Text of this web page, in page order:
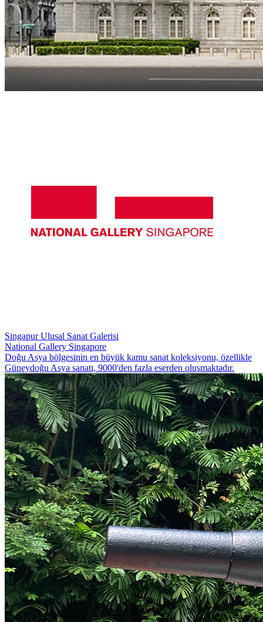
Singapur Ulusal Sanat Galerisi
National Gallery Singapore
Doğu Asya bölgesinin en büyük kamu sanat koleksiyonu, özellikle
Güneydoğu Asya sanatı, 9000'den fazla eserden oluşmaktadır.